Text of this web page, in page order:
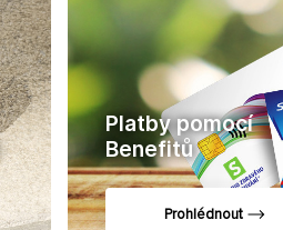
Platby pomocí
Benefitů
Prohlédnout